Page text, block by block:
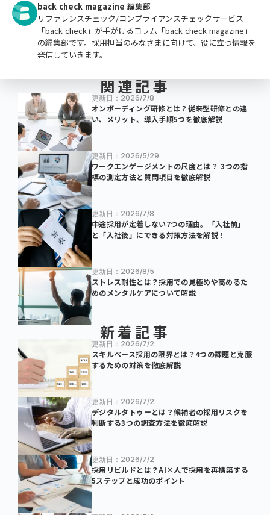
back check magazine 編集部
リファレンスチェック/コンプライアンスチェックサービス
「back check」が手がけるコラム「back check magazine」
の編集部です。採用担当のみなさまに向けて、役に立つ情報を
発信していきます。
関連記事
更新日：2026/7/8
オンボーディング研修とは？従来型研修との違
い、メリット、導入手順5つを徹底解説
更新日：2026/5/29
ワークエンゲージメントの尺度とは？ 3つの指
標の測定方法と質問項目を徹底解説
更新日：2026/7/8
中途採用が定着しない7つの理由。「入社前」
と「入社後」にできる対策方法を解説！
更新日：2026/8/5
ストレス耐性とは？採用での見極めや高めるた
めのメンタルケアについて解説
新着記事
更新日：2026/7/2
スキルベース採用の限界とは？4つの課題と克服
するための対策を徹底解説
更新日：2026/7/2
デジタルタトゥーとは？候補者の採用リスクを
判断する3つの調査方法を徹底解説
更新日：2026/7/2
採用リビルドとは？AI×人で採用を再構築する
5ステップと成功のポイント